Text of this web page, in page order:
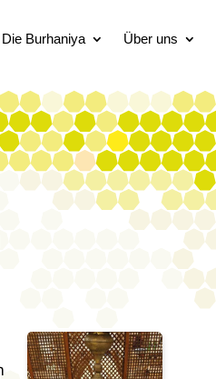
Die Burhaniya Über uns